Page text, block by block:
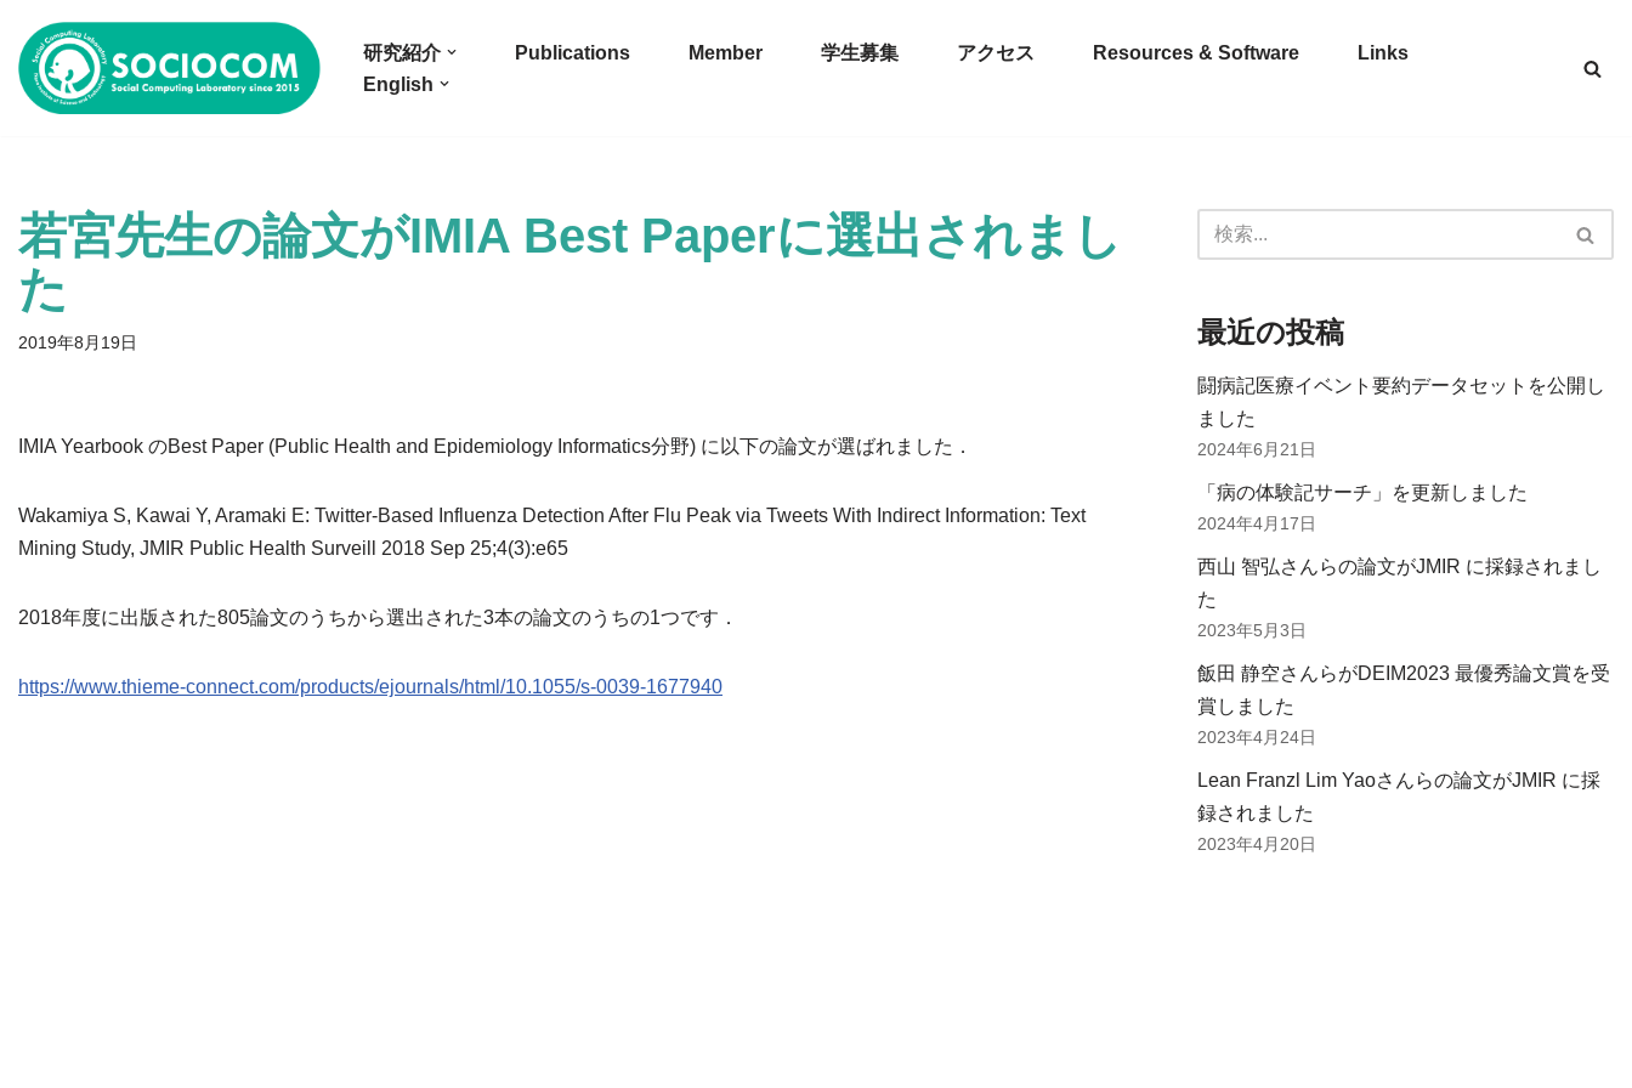
コ
ン
へ
ス
キ
研究紹介 Publications Member 学生募集 アクセス Resources & Software
Links
English
若宮先生の論文がIMIA Best Paperに選出されまし
た
2019年8月19日
IMIA Yearbook のBest Paper (Public Health and Epidemiology Informatics分野) に以下の論文が選ばれました．
Wakamiya S, Kawai Y, Aramaki E: Twitter-Based Influenza Detection After Flu Peak via Tweets With Indirect Information: Text
Mining Study, JMIR Public Health Surveill 2018 Sep 25;4(3):e65
2018年度に出版された805論文のうちから選出された3本の論文のうちの1つです．
https://www.thieme-connect.com/products/ejournals/html/10.1055/s-0039-1677940
最近の投稿
闘病記医療イベント要約データセットを公開し
ました
2024年6月21日
「病の体験記サーチ」を更新しました
2024年4月17日
西山 智弘さんらの論文がJMIR に採録されまし
た
2023年5月3日
飯田 静空さんらがDEIM2023 最優秀論文賞を受
賞しました
2023年4月24日
Lean Franzl Lim Yaoさんらの論文がJMIR に採
録されました
2023年4月20日